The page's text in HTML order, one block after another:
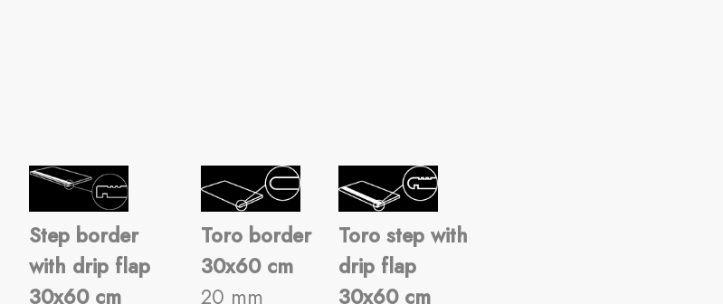
Step border
with drip flap
30x60 cm
Toro border
30x60 cm
20 mm
Toro step with
drip flap
30x60 cm